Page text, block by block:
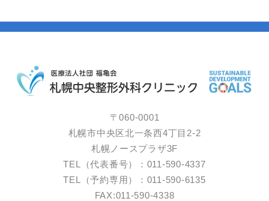
〒060-0001
札幌市中央区北一条西4丁目2-2
札幌ノースプラザ3F
TEL（代表番号）：011-590-4337
TEL（予約専用）：011-590-6135
FAX:011-590-4338